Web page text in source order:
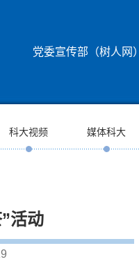
党委宣传部（树人网）
科大视频 媒体科大
活动